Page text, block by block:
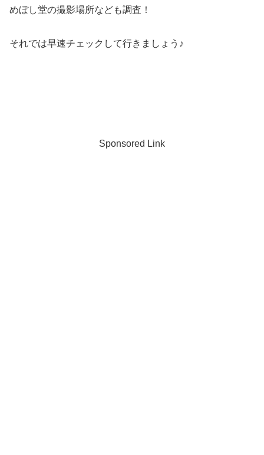
めぼし堂の撮影場所なども調査！
それでは早速チェックして行きましょう♪
Sponsored Link